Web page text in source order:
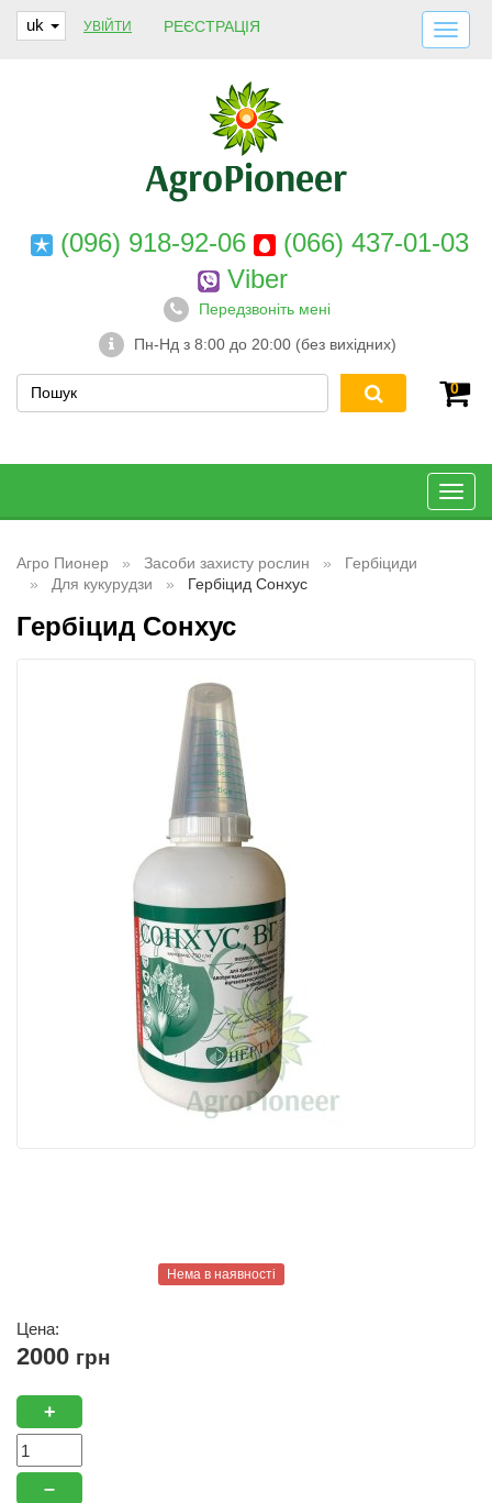
uk УВІЙТИ РЕЄСТРАЦІЯ
ДОСТАВКА І ОПЛАТА
ПРО НАС
ГАРАНТІЇ
КОНТАКТИ
(096) 918-92-06
(066) 437-01-03
Viber
Передзвоніть мені
Пн-Нд з 8:00 до 20:00 (без вихідних)
0
Агро Пионер Засоби захисту рослин
Гербіциди
Для кукурудзи
Гербіцид Сонхус
Гербіцид Сонхус
Нема в наявності
Цена:
2000 грн
+
–